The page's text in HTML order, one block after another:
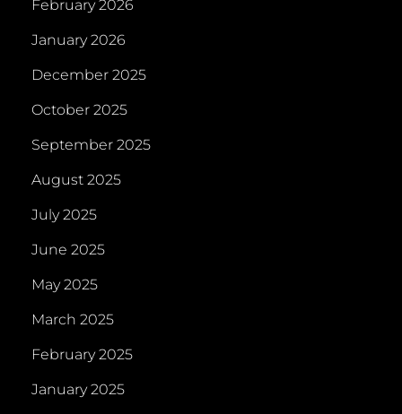
February 2026
January 2026
December 2025
October 2025
September 2025
August 2025
July 2025
June 2025
May 2025
March 2025
February 2025
January 2025